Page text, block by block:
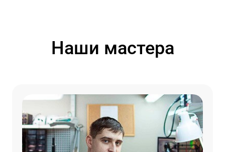
Наши мастера